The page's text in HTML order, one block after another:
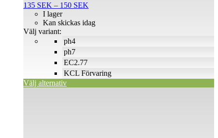
135 SEK – 150 SEK
till
ph4
ph7
EC2.77
KCL Förvaring
I lager
Kan skickas idag
Välj variant:
Välj alternativ
varianter.
olika
alternativen